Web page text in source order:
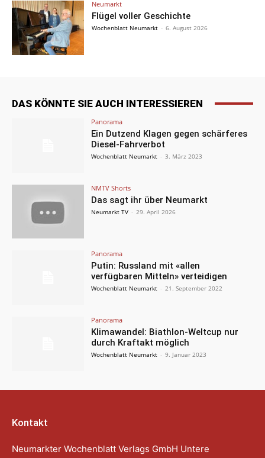
Neumarkt
Flügel voller Geschichte
Wochenblatt Neumarkt - 6. August 2026
DAS KÖNNTE SIE AUCH INTERESSIEREN
Panorama
Ein Dutzend Klagen gegen schärferes
Diesel-Fahrverbot
Wochenblatt Neumarkt - 3. März 2023
NMTV Shorts
Das sagt ihr über Neumarkt
Neumarkt TV - 29. April 2026
Panorama
Putin: Russland mit «allen
verfügbaren Mitteln» verteidigen
Wochenblatt Neumarkt - 21. September 2022
Panorama
Klimawandel: Biathlon-Weltcup nur
durch Kraftakt möglich
Wochenblatt Neumarkt - 9. Januar 2023
Kontakt
Neumarkter Wochenblatt Verlags GmbH Untere